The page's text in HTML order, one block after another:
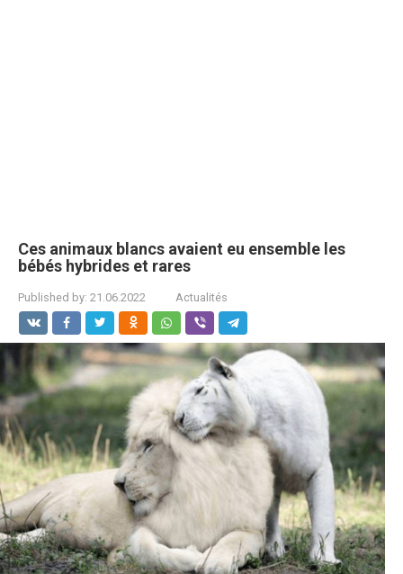
Ces animaux blancs avaient eu ensemble les
bébés hybrides et rares
Published by: 21.06.2022 Actualités